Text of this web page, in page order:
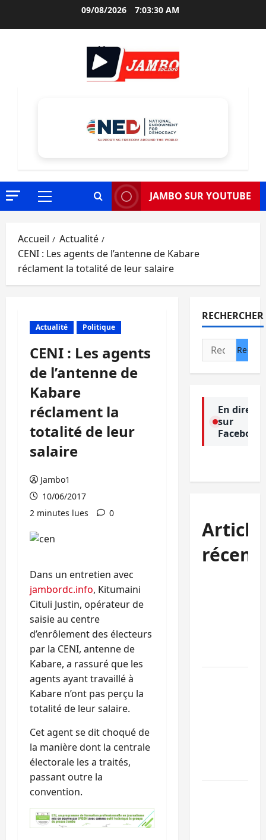
09/08/2026 7:03:32 AM
Menu
JAMBO SUR YOUTUBE
Accueil
Actualité
CENI : Les agents de l’antenne de Kabare
réclament la totalité de leur salaire
Actualité Politique
CENI : Les agents
de l’antenne de
Kabare
réclament la
totalité de leur
salaire
Jambo1
10/06/2017
2 minutes lues
0
Dans un entretien avec
jambordc.info, Kitumaini
Cituli Justin, opérateur de
saisie au centre
d’enrôlement des électeurs
par la CENI, antenne de
Kabare, a rassuré que les
agents ayant travaillé à
Kabare n’ont pas perçu la
totalité de leur salaire.
Cet agent se dit choqué de
la manière dont la centrale
électorale les a traités,
passant outre la
convention.
RECHERCHER
Rechercher :
En direct
sur
Facebook